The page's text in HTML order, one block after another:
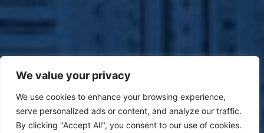
We value your privacy
We use cookies to enhance your browsing experience,
serve personalized ads or content, and analyze our traffic.
By clicking "Accept All", you consent to our use of cookies.